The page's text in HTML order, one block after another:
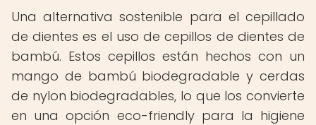
Una alternativa sostenible para el cepillado
de dientes es el uso de cepillos de dientes de
bambú. Estos cepillos están hechos con un
mango de bambú biodegradable y cerdas
de nylon biodegradables, lo que los convierte
en una opción eco-friendly para la higiene